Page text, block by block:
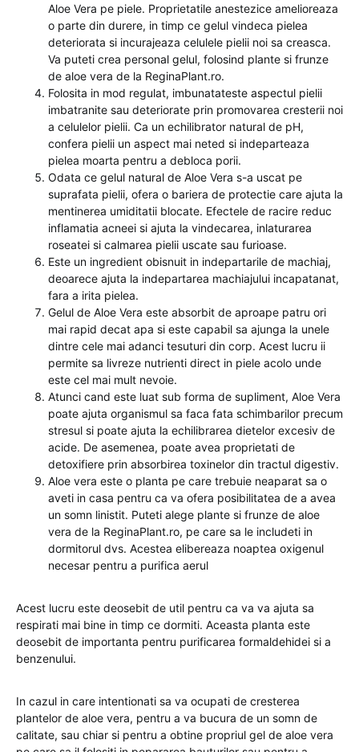
Aloe Vera pe piele. Proprietatile anestezice amelioreaza
o parte din durere, in timp ce gelul vindeca pielea
deteriorata si incurajeaza celulele pielii noi sa creasca.
Va puteti crea personal gelul, folosind plante si frunze
de aloe vera de la ReginaPlant.ro.
Folosita in mod regulat, imbunatateste aspectul pielii
imbatranite sau deteriorate prin promovarea cresterii noi
a celulelor pielii. Ca un echilibrator natural de pH,
confera pielii un aspect mai neted si indeparteaza
pielea moarta pentru a debloca porii.
Odata ce gelul natural de Aloe Vera s-a uscat pe
suprafata pielii, ofera o bariera de protectie care ajuta la
mentinerea umiditatii blocate. Efectele de racire reduc
inflamatia acneei si ajuta la vindecarea, inlaturarea
roseatei si calmarea pielii uscate sau furioase.
Este un ingredient obisnuit in indepartarile de machiaj,
deoarece ajuta la indepartarea machiajului incapatanat,
fara a irita pielea.
Gelul de Aloe Vera este absorbit de aproape patru ori
mai rapid decat apa si este capabil sa ajunga la unele
dintre cele mai adanci tesuturi din corp. Acest lucru ii
permite sa livreze nutrienti direct in piele acolo unde
este cel mai mult nevoie.
Atunci cand este luat sub forma de supliment, Aloe Vera
poate ajuta organismul sa faca fata schimbarilor precum
stresul si poate ajuta la echilibrarea dietelor excesiv de
acide. De asemenea, poate avea proprietati de
detoxifiere prin absorbirea toxinelor din tractul digestiv.
Aloe vera este o planta pe care trebuie neaparat sa o
aveti in casa pentru ca va ofera posibilitatea de a avea
un somn linistit. Puteti alege plante si frunze de aloe
vera de la ReginaPlant.ro, pe care sa le includeti in
dormitorul dvs. Acestea elibereaza noaptea oxigenul
necesar pentru a purifica aerul
Acest lucru este deosebit de util pentru ca va va ajuta sa
respirati mai bine in timp ce dormiti. Aceasta planta este
deosebit de importanta pentru purificarea formaldehidei si a
benzenului.
In cazul in care intentionati sa va ocupati de cresterea
plantelor de aloe vera, pentru a va bucura de un somn de
calitate, sau chiar si pentru a obtine propriul gel de aloe vera